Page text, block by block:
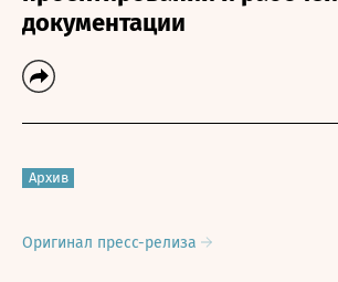
документации
Архив
Оригинал пресс-релиза